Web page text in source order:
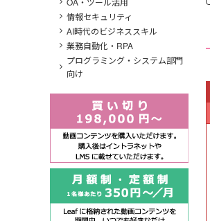
情報セキュリティ
AI時代のビジネススキル
業務自動化・RPA
プログラミング・システム部門
向け